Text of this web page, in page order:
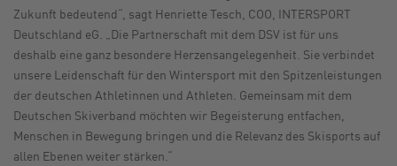
Zukunft bedeutend“, sagt Henriette Tesch, COO, INTERSPORT
Deutschland eG. „Die Partnerschaft mit dem DSV ist für uns
deshalb eine ganz besondere Herzensangelegenheit. Sie verbindet
unsere Leidenschaft für den Wintersport mit den Spitzenleistungen
der deutschen Athletinnen und Athleten. Gemeinsam mit dem
Deutschen Skiverband möchten wir Begeisterung entfachen,
Menschen in Bewegung bringen und die Relevanz des Skisports auf
allen Ebenen weiter stärken.“